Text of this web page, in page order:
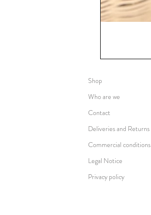
Shop
Who are we
Contact
Deliveries and Returns
Commercial conditions
Legal Notice
Privacy policy